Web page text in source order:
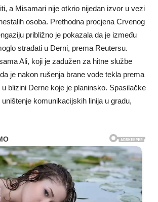
a Misamari nije otkrio nijedan izvor u vezi
osoba. Prethodna procjena Crvenog
približno je pokazala da je između
stradati u Derni, prema Reutersu.
Ali, koji je zadužen za hitne službe
je nakon rušenja brane vode tekla prema
blizini Derne koje je planinsko. Spasilačke
komunikacijskih linija u gradu,